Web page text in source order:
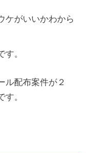
ケがいいかわから
。
ル配布案件が２
。